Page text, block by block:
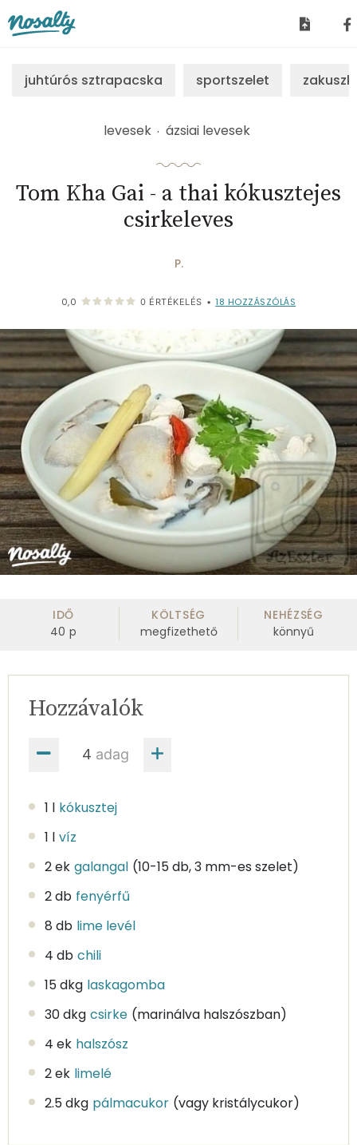
juhtúrós sztrapacska sportszelet
levesek ázsiai levesek
Tom Kha Gai - a thai kókusztejes
csirkeleves
P.
0,0 0 ÉRTÉKELÉS • 18 HOZZÁSZÓLÁS
IDŐ
40 p
KÖLTSÉG
megfizethető
NEHÉZSÉG
könnyű
adag
Hozzávalók
1 l kókusztej
1 l víz
2 ek galangal (10-15 db, 3 mm-es szelet)
2 db fenyérfű
8 db lime levél
4 db chili
15 dkg laskagomba
30 dkg csirke (marinálva halszószban)
4 ek halszósz
2 ek limelé
2.5 dkg pálmacukor (vagy kristálycukor)